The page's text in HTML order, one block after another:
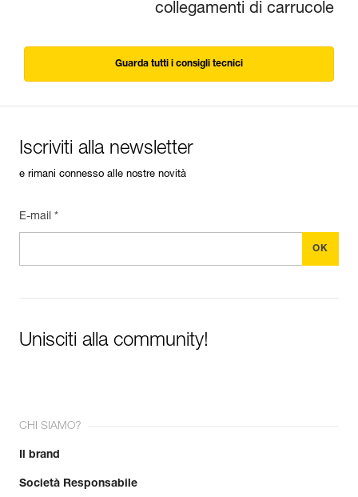
collegamenti di carrucole
Guarda tutti i consigli tecnici
Iscriviti alla newsletter
e rimani connesso alle nostre novità
E-mail *
Unisciti alla community!
CHI SIAMO?
Il brand
Società Responsabile